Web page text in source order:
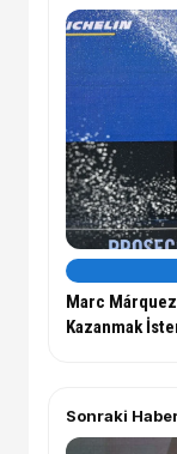
Marc
Kazanmak
Sonraki